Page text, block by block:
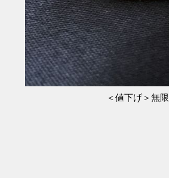
＜値下げ＞無